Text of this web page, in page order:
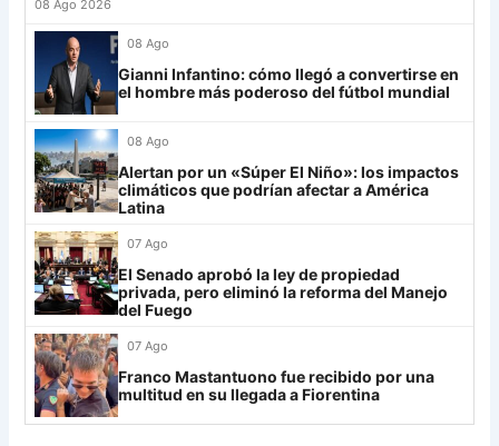
Mirassol
Lanús 9
Always Ready
Grupo H
IDV
Rosario Central
UCV FC
27 Platense
28 Riestra
Aldosivi
30 Estudiantes RC 19 -21 9
08 Ago 2026
08 Ago
Gianni Infantino: cómo llegó a convertirse en
el hombre más poderoso del fútbol mundial
08 Ago
Alertan por un «Súper El Niño»: los impactos
climáticos que podrían afectar a América
Latina
07 Ago
El Senado aprobó la ley de propiedad
privada, pero eliminó la reforma del Manejo
del Fuego
07 Ago
Franco Mastantuono fue recibido por una
multitud en su llegada a Fiorentina